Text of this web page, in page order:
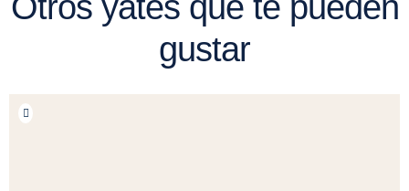
gustar